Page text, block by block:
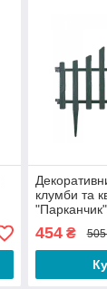
клумби та
"Парканчик"
пластикова
454₴